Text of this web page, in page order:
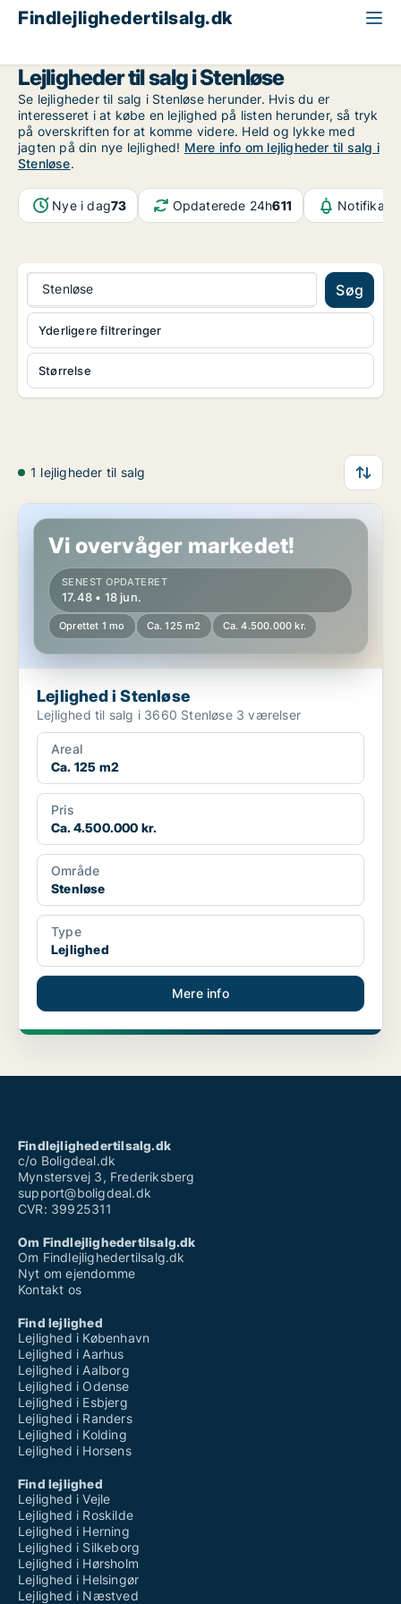
Findlejlighedertilsalg.dk
Lejligheder til salg i Stenløse
Se lejligheder til salg i Stenløse herunder. Hvis du er
interesseret i at købe en lejlighed på listen herunder, så tryk
på overskriften for at komme videre. Held og lykke med
jagten på din nye lejlighed! Mere info om lejligheder til salg i
Stenløse.
Nye i dag73 Opdaterede 24h611
Stenløse Søg
Størrelse
Yderligere filtreringer
1 lejligheder til salg
Lejlighed i Stenløse
Vi overvåger markedet!
SENEST OPDATERET
17.48 • 18 jun.
Oprettet 1 mo Ca. 125 m2 Ca. 4.500.000 kr.
Lejlighed i Stenløse
Lejlighed til salg i 3660 Stenløse 3 værelser
Areal
Ca. 125 m2
Pris
Ca. 4.500.000 kr.
Område
Stenløse
Type
Lejlighed
Mere info
Findlejlighedertilsalg.dk
c/o Boligdeal.dk
Mynstersvej 3, Frederiksberg
support@boligdeal.dk
CVR: 39925311
Om Findlejlighedertilsalg.dk
Om Findlejlighedertilsalg.dk
Nyt om ejendomme
Kontakt os
Find lejlighed
Lejlighed i København
Lejlighed i Aarhus
Lejlighed i Aalborg
Lejlighed i Odense
Lejlighed i Esbjerg
Lejlighed i Randers
Lejlighed i Kolding
Lejlighed i Horsens
Find lejlighed
Lejlighed i Vejle
Lejlighed i Roskilde
Lejlighed i Herning
Lejlighed i Silkeborg
Lejlighed i Hørsholm
Lejlighed i Helsingør
Lejlighed i Næstved